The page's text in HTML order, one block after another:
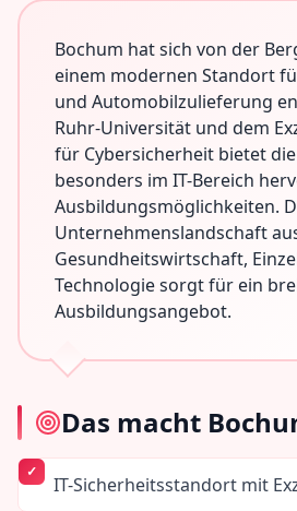
Bochum hat sich von der
einem modernen Standort
und Automobilzulieferung
Ruhr-Universität und dem
für Cybersicherheit bietet
besonders im IT-Bereich
Ausbildungsmöglichkeiten.
Unternehmenslandschaft
Gesundheitswirtschaft,
Technologie sorgt für ein
Ausbildungsangebot.
Das macht
IT-Sicherheitsstandort mit